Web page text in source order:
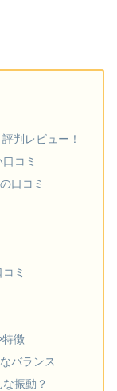
判レビュー！
コミ
口コミ
ミ
特徴
バランス
振動？